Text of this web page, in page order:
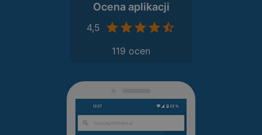
Ocena aplikacji
4,5
119 ocen